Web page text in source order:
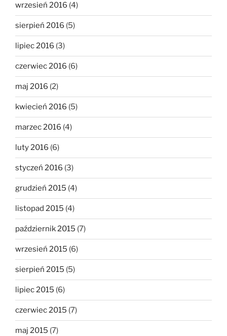
wrzesień 2016 (4)
sierpień 2016 (5)
lipiec 2016 (3)
czerwiec 2016 (6)
maj 2016 (2)
kwiecień 2016 (5)
marzec 2016 (4)
luty 2016 (6)
styczeń 2016 (3)
grudzień 2015 (4)
listopad 2015 (4)
październik 2015 (7)
wrzesień 2015 (6)
sierpień 2015 (5)
lipiec 2015 (6)
czerwiec 2015 (7)
maj 2015 (7)